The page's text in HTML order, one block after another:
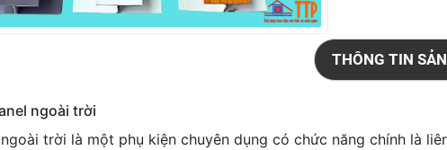
THÔNG TIN
ngoài trời
trời là một phụ kiện chuyên dụng có chức năng chính là